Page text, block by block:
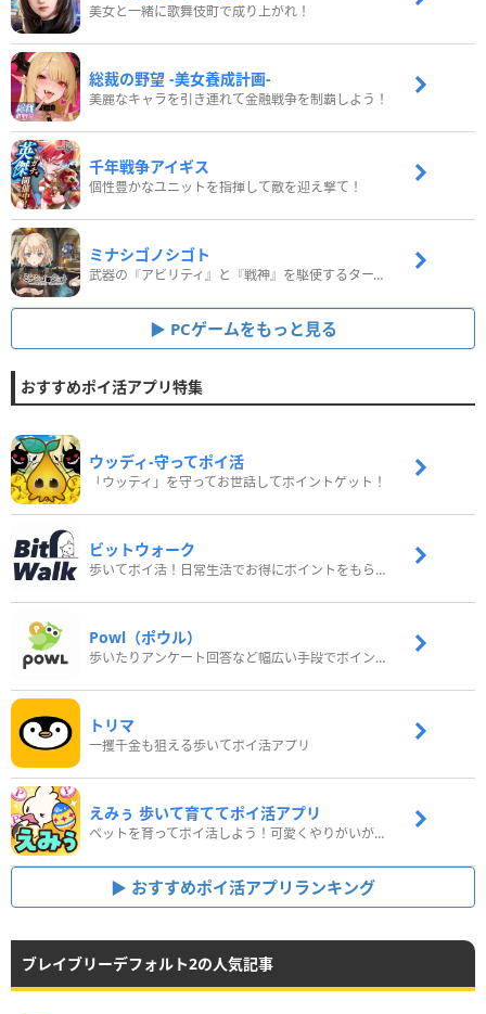
美女と一緒に歌舞伎町で成り上がれ！
総裁の野望 -美女養成計画-
美麗なキャラを引き連れて金融戦争を制覇しよう！
千年戦争アイギス
個性豊かなユニットを指揮して敵を迎え撃て！
ミナシゴノシゴト
武器の『アビリティ』と『戦神』を駆使するターン制コマンドバトルRPG！
PCゲームをもっと見る
おすすめポイ活アプリ特集
ウッディ‐守ってポイ活
「ウッディ」を守ってお世話してポイントゲット！
ビットウォーク
歩いてポイ活！日常生活でお得にポイントをもらおう
Powl（ポウル）
歩いたりアンケート回答など幅広い手段でポイントをゲット
トリマ
一攫千金も狙える歩いてポイ活アプリ
えみぅ 歩いて育ててポイ活アプリ
ペットを育ってポイ活しよう！可愛くやりがいがある新感覚アプリ
おすすめポイ活アプリランキング
ブレイブリーデフォルト2の人気記事